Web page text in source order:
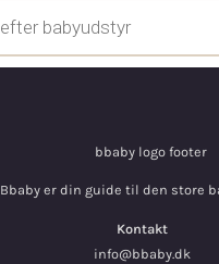
Bbaby er din guide til den store
Kontakt
info@bbaby.dk